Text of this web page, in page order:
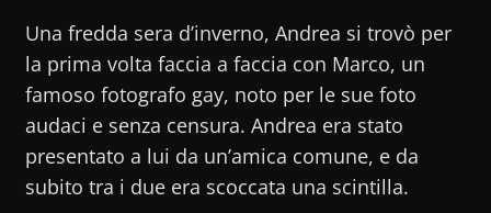
Una fredda sera d’inverno, Andrea si trovò per
la prima volta faccia a faccia con Marco, un
famoso fotografo gay, noto per le sue foto
audaci e senza censura. Andrea era stato
presentato a lui da un’amica comune, e da
subito tra i due era scoccata una scintilla.